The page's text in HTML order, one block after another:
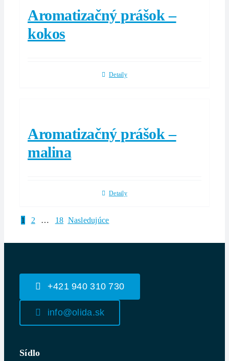
Aromatizačný prášok –
kokos
Detaily
Aromatizačný prášok –
malina
Detaily
1 2 … 18 Nasledujúce
+421 940 310 730
info@olida.sk
Sídlo